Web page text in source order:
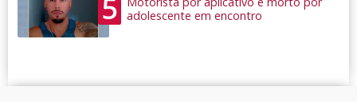
5
adolescente em encontro